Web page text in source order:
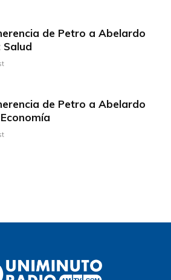
de Petro a Abelardo
Salud
de Petro a Abelardo
Economía